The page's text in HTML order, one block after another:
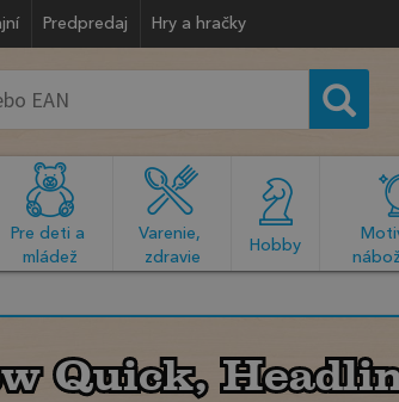
Predpredaj Hry a hračky
Pre deti a
mládež
Varenie,
zdravie
Hobby
Quick,
Quick,